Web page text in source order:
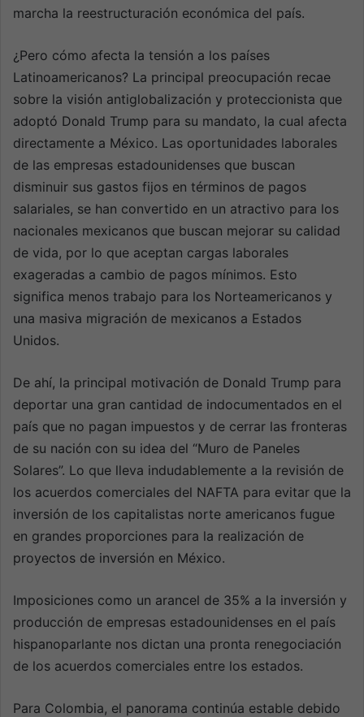
marcha la reestructuración económica del país.
¿Pero cómo afecta la tensión a los países
Latinoamericanos? La principal preocupación recae
sobre la visión antiglobalización y proteccionista que
adoptó Donald Trump para su mandato, la cual afecta
directamente a México. Las oportunidades laborales
de las empresas estadounidenses que buscan
disminuir sus gastos fijos en términos de pagos
salariales, se han convertido en un atractivo para los
nacionales mexicanos que buscan mejorar su calidad
de vida, por lo que aceptan cargas laborales
exageradas a cambio de pagos mínimos. Esto
significa menos trabajo para los Norteamericanos y
una masiva migración de mexicanos a Estados
Unidos.
De ahí, la principal motivación de Donald Trump para
deportar una gran cantidad de indocumentados en el
país que no pagan impuestos y de cerrar las fronteras
de su nación con su idea del “Muro de Paneles
Solares”. Lo que lleva indudablemente a la revisión de
los acuerdos comerciales del NAFTA para evitar que la
inversión de los capitalistas norte americanos fugue
en grandes proporciones para la realización de
proyectos de inversión en México.
Imposiciones como un arancel de 35% a la inversión y
producción de empresas estadounidenses en el país
hispanoparlante nos dictan una pronta renegociación
de los acuerdos comerciales entre los estados.
Para Colombia, el panorama continúa estable debido